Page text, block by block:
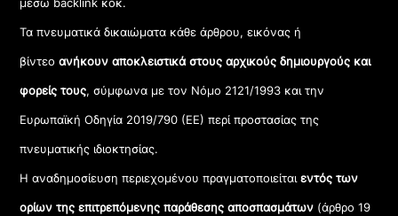
μέσω backlink κοκ.
Τα πνευματικά δικαιώματα κάθε άρθρου, εικόνας ή
βίντεοανήκουν αποκλειστικά στους αρχικούς δημιουργούς και
φορείς τους, σύμφωνα με τον Νόμο 2121/1993 και την
Ευρωπαϊκή Οδηγία 2019/790 (ΕΕ) περί προστασίας της
πνευματικής ιδιοκτησίας.
Η αναδημοσίευση περιεχομένου πραγματοποιείταιεντός των
ορίων της επιτρεπόμενης παράθεσης αποσπασμάτων (άρθρο 19